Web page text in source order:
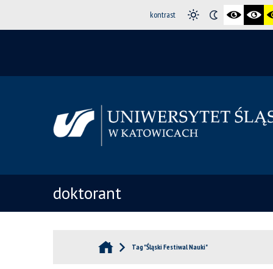
kontrast
doktorant
Tag "Śląski Festiwal Nauki"